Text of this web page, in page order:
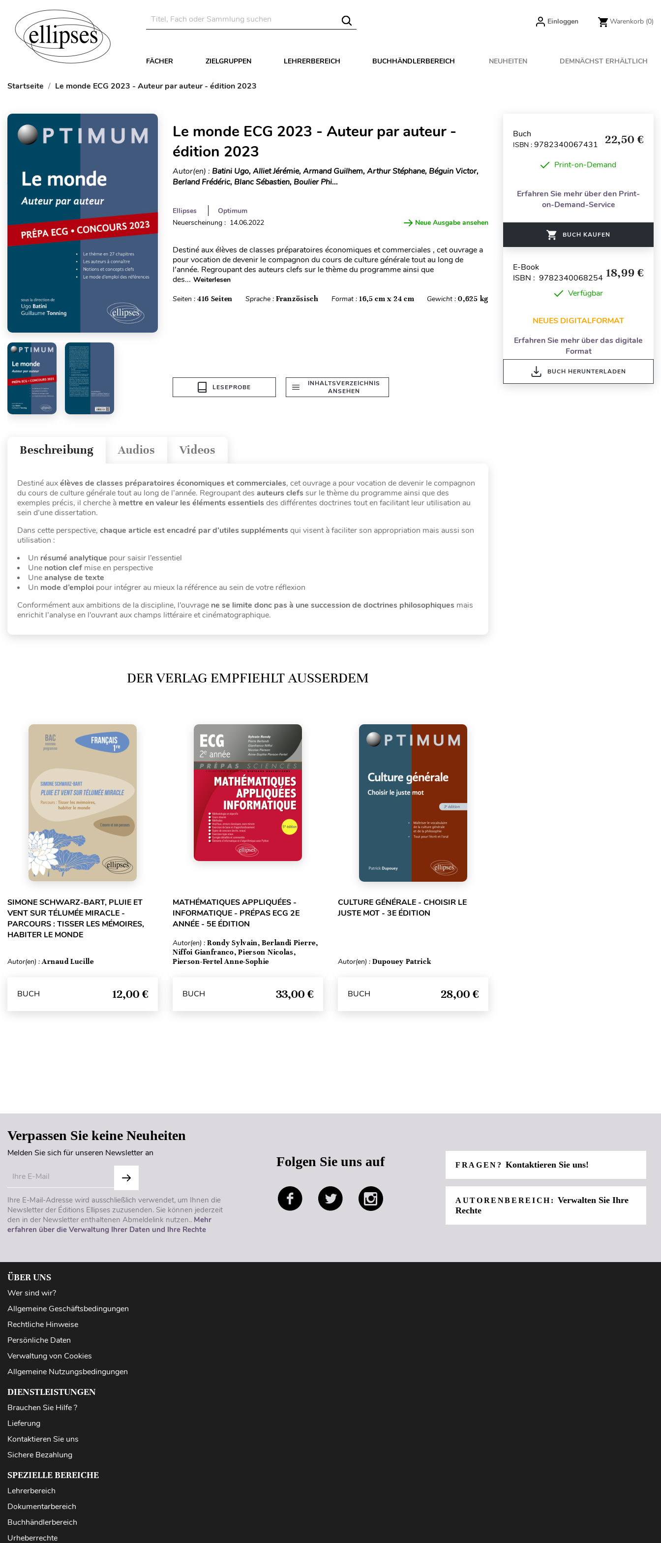
Einloggen Warenkorb (0)
FÄCHER ZIELGRUPPEN LEHRERBEREICH BUCHHÄNDLERBEREICH NEUHEITEN DEMNÄCHST ERHÄLTLICH
Startseite Le monde ECG 2023 - Auteur par auteur - édition 2023
Le monde ECG 2023 - Auteur par auteur -
édition 2023
Autor(en) : Batini Ugo, Alliet Jérémie, Armand Guilhem, Arthur Stéphane, Béguin Victor,
Berland Frédéric, Blanc Sébastien, Boulier Phi...
Ellipses
Optimum
Neuerscheinung : 14.06.2022
Neue Ausgabe ansehen
Destiné aux élèves de classes préparatoires économiques et commerciales , cet ouvrage a
pour vocation de devenir le compagnon du cours de culture générale tout au long de
l’année. Regroupant des auteurs clefs sur le thème du programme ainsi que
des... Weiterlesen
Seiten : 416 Seiten Sprache :Französisch Format : 16,5 cm x 24 cm Gewicht :0,625 kg
LESEPROBE
INHALTSVERZEICHNIS
ANSEHEN
Videos
Audios
Beschreibung
Destiné auxélèves de classes préparatoires économiques et commerciales, cet ouvrage a pour vocation de devenir le compagnon
du cours de culture générale tout au long de l’année. Regroupant des auteurs clefs sur le thème du programme ainsi que des
exemples précis, il cherche à mettre en valeur les éléments essentiels des différentes doctrines tout en facilitant leur utilisation au
sein d’une dissertation.
Dans cette perspective, chaque article est encadré par d’utiles suppléments qui visent à faciliter son appropriation mais aussi son
utilisation :
Un résumé analytique pour saisir l’essentiel
Une notion clef mise en perspective
Uneanalyse de texte
Un mode d’emploi pour intégrer au mieux la référence au sein de votre réflexion
Conformément aux ambitions de la discipline, l’ouvrage ne se limite donc pas à une succession de doctrines philosophiques mais
enrichit l’analyse en l’ouvrant aux champs littéraire et cinématographique.
DER VERLAG EMPFIEHLT AUSSERDEM
SIMONE SCHWARZ-BART, PLUIE ET
VENT SUR TÉLUMÉE MIRACLE -
PARCOURS : TISSER LES MÉMOIRES,
HABITER LE MONDE
Autor(en) :Arnaud Lucille
BUCH 12,00 €
MATHÉMATIQUES APPLIQUÉES -
INFORMATIQUE - PRÉPAS ECG 2E
ANNÉE - 5E ÉDITION
Autor(en) : Rondy Sylvain, Berlandi Pierre,
Niffoi Gianfranco, Pierson Nicolas,
Pierson-Fertel Anne-Sophie
BUCH 33,00 €
CULTURE GÉNÉRALE - CHOISIR LE
JUSTE MOT - 3E ÉDITION
Autor(en) : Dupouey Patrick
BUCH 28,00 €
Buch
ISBN : 9782340067431 22,50 €
Print-on-Demand
Erfahren Sie mehr über den Print-
on-Demand-Service
BUCH KAUFEN
E-Book
ISBN : 9782340068254 18,99 €
Verfügbar
NEUES DIGITALFORMAT
Erfahren Sie mehr über das digitale
Format
BUCH HERUNTERLADEN
Verpassen Sie keine Neuheiten
Melden Sie sich für unseren Newsletter an
Ihre E-Mail-Adresse wird ausschließlich verwendet, um Ihnen die
Newsletter der Éditions Ellipses zuzusenden. Sie können jederzeit
den in der Newsletter enthaltenen Abmeldelink nutzen.. Mehr
erfahren über die Verwaltung Ihrer Daten und Ihre Rechte
Folgen Sie uns auf FRAGEN?Kontaktieren Sie uns!
AUTORENBEREICH:Verwalten Sie Ihre
Rechte
ÜBER UNS
Wer sind wir?
Allgemeine Geschäftsbedingungen
Rechtliche Hinweise
Persönliche Daten
Verwaltung von Cookies
Allgemeine Nutzungsbedingungen
DIENSTLEISTUNGEN
Brauchen Sie Hilfe ?
Lieferung
Kontaktieren Sie uns
Sichere Bezahlung
SPEZIELLE BEREICHE
Lehrerbereich
Dokumentarbereich
Buchhändlerbereich
Urheberrechte